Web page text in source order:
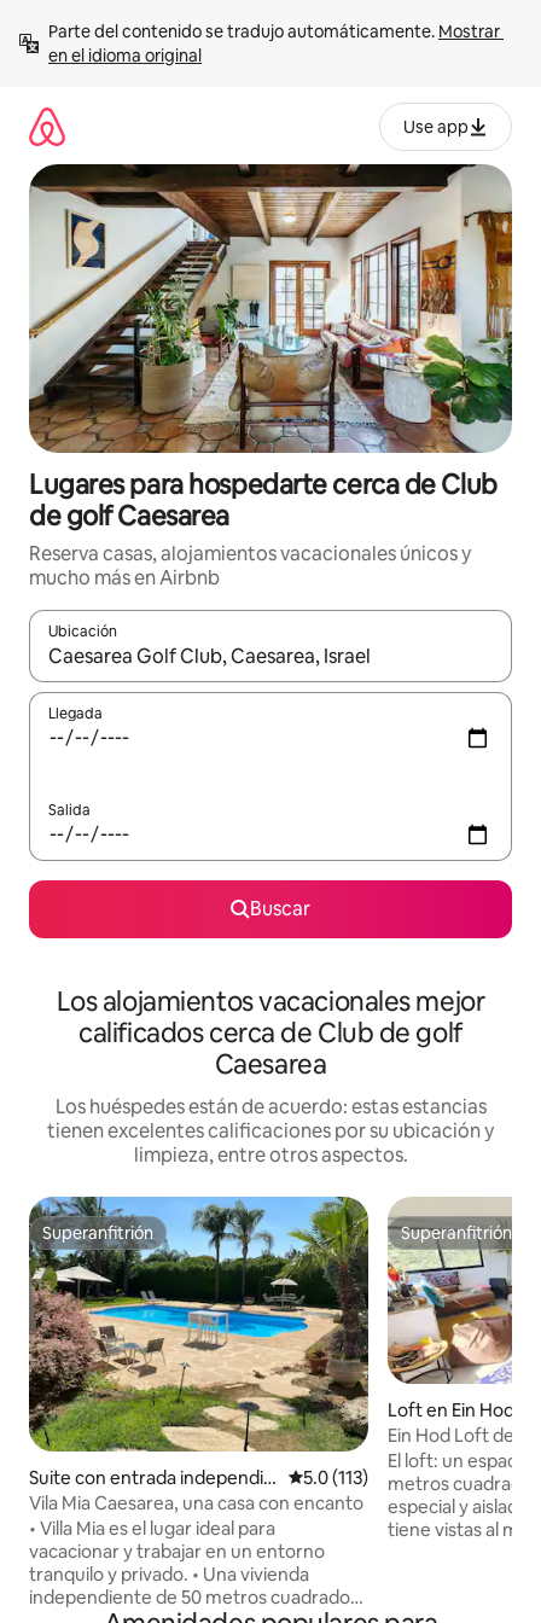
contenido
Parte del contenido se tradujo automáticamente. Mostrar
en el idioma original
Use app
Lugares para hospedarte cerca de Club
de golf Caesarea
Reserva casas, alojamientos vacacionales únicos y
mucho más en Airbnb
Ubicación
Cuando los resultados estén disponibles, podrás navegar
Llegada
Salida
Buscar
Los alojamientos vacacionales mejor
calificados cerca de Club de golf
Caesarea
Los huéspedes están de acuerdo: estas estancias
tienen excelentes calificaciones por su ubicación y
limpieza, entre otros aspectos.
Superanfitrión
Superanfitrión
Suite con entrada independie
nte en Caesarea
Calificación promedio: 5.0 de
5.0 (113)
Vila Mia Caesarea, una casa con encanto
• Villa Mia es el lugar ideal para
vacacionar y trabajar en un entorno
tranquilo y privado. • Una vivienda
independiente de 50 metros cuadrados
Superanfitrión
Superanfitrión
Loft en Ein Hod
Ein Hod Loft de
panorámica
mar y las
El loft: un
metros
especial y aislada
tiene vistas al mar